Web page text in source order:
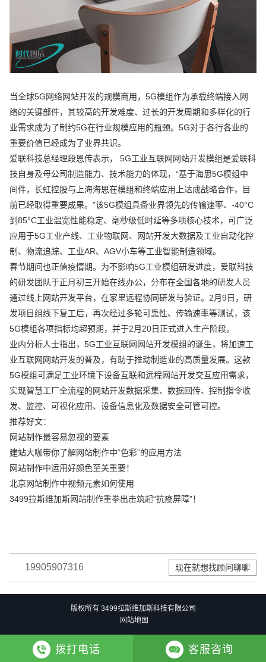
当全球5G网络网站开发的规模商用，5G模组作为承载终端接入网
络的关键部件，其较高的开发难度、过长的开发周期和多样化的行
业需求成为了制约5G在行业规模应用的瓶颈。5G对于各行各业的
重要价值已经成为了业界共识。
爱联科技总经理段恩传表示， 5G工业互联网网站开发模组是爱联科
技自身及母公司制造能力、技术能力的体现，“基于海思5G模组中
间件，长虹控股与上海海思在模组和终端应用上达成战略合作，目
前已经取得重要成果。”该5G模组具备业界领先的传输速率、-40°C
到85°C工业温宽性能稳定、毫秒级低时延等多项核心技术，可广泛
应用于5G工业产线、工业物联网、网站开发大数据及工业自动化控
制、物流追踪、工业AR、AGV小车等工业智能制造领域。
春节期间也正值疫情期。为不影响5G工业模组研发进度，爱联科技
的研发团队于正月初三开始在线办公，分布在全国各地的研发人员
通过线上网站开发平台，在家里远程协同研发与验证。2月9日，研
发项目组线下复工后，再次经过多轮可靠性、传输速率等测试，该
5G模组各项指标均超预期，并于2月20日正式进入生产阶段。
业内分析人士指出，5G工业互联网网站开发模组的诞生，将加速工
业互联网网站开发的普及，有助于推动制造业的高质量发展。这款
5G模组可满足工业环境下设备互联和远程网站开发交互应用需求，
实现智慧工厂全流程的网站开发数据采集、数据回传、控制指令收
发、监控、可视化应用、设备信息化及数据安全可管可控。
推荐好文：
网站制作最容易忽视的要素
建站大咖带你了解网站制作中“色彩”的应用方法
网站制作中运用好颜色至关重要！
北京网站制作中视频元素如何使用
3499拉斯维加斯网站制作重拳出击筑起“抗疫屏障”！
19905907316 现在就想找顾问聊聊
版权所有 3499拉斯维加斯科技有限公司
网站地图
拨打电话 客服咨询